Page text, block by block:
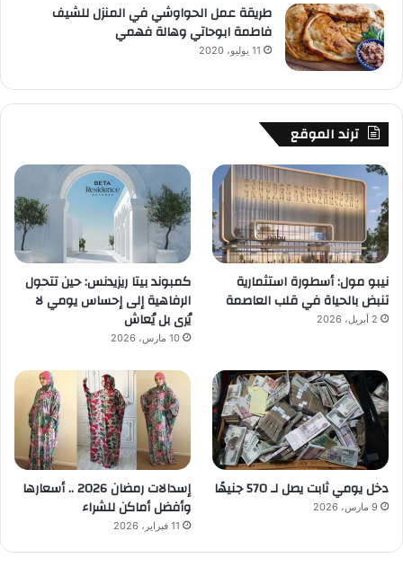
طريقة عمل الحواوشي في المنزل للشيف
فاطمة ابوحاتي وهالة فهمي
11 يوليو، 2020
ترند الموقع
نيبو مول: أسطورة استثمارية
تنبض بالحياة في قلب العاصمة
2 أبريل، 2026
كمبوند بيتا ريزيدنس: حين تتحول
الرفاهية إلى إحساس يومي لا
يُرى بل يُعاش
10 مارس، 2026
دخل يومي ثابت يصل لـ 570 جنيهًا
9 مارس، 2026
إسدالات رمضان 2026 .. أسعارها
وأفضل أماكن للشراء
11 فبراير، 2026